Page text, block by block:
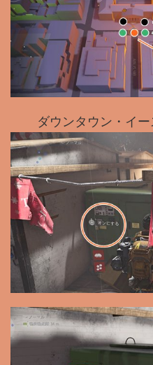
ダウンタウン・イー